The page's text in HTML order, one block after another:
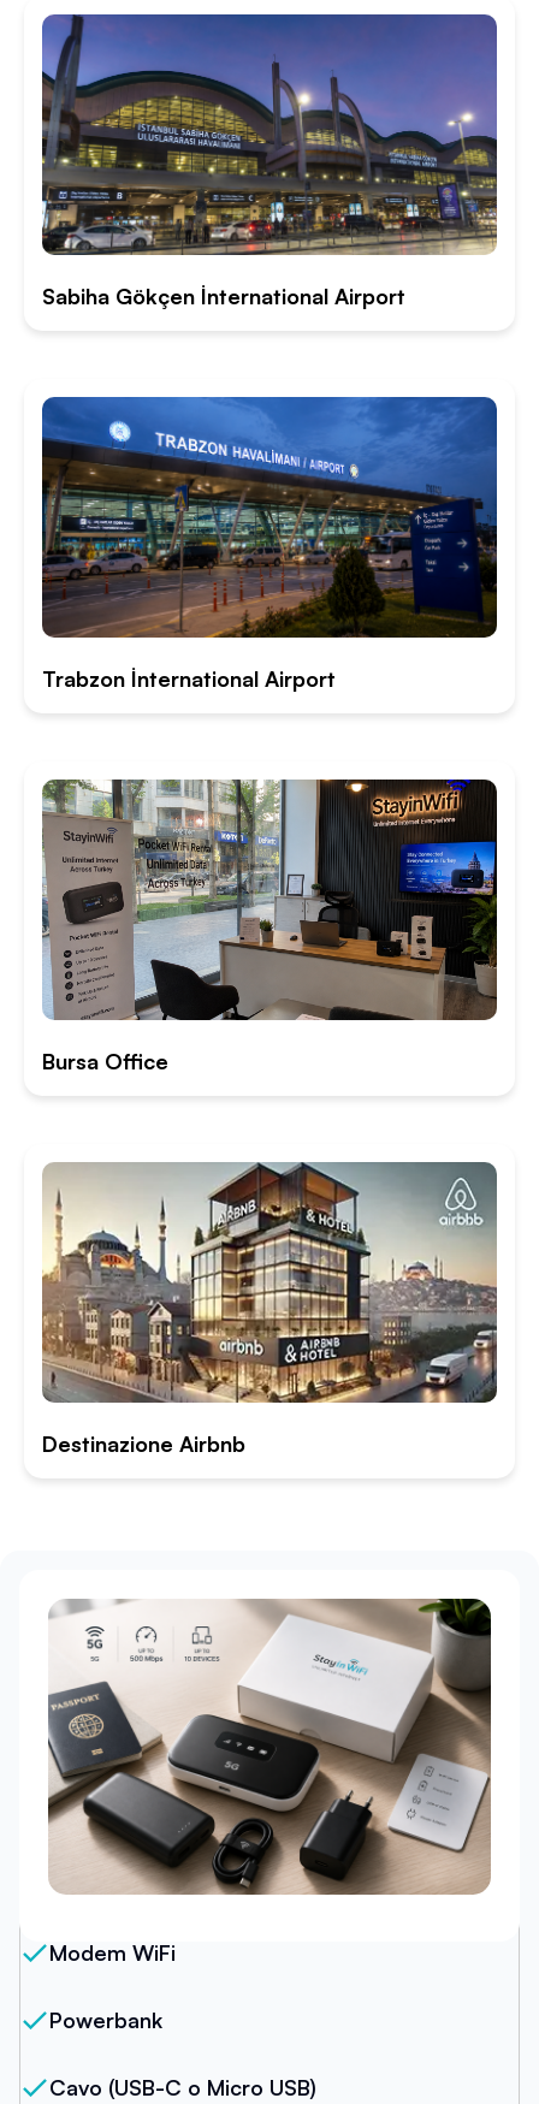
Sabiha Gökçen İnternational Airport
Trabzon İnternational Airport
Bursa Office
Destinazione Airbnb
Il nostro pacchetto
Modem WiFi
Powerbank
Cavo (USB-C o Micro USB)